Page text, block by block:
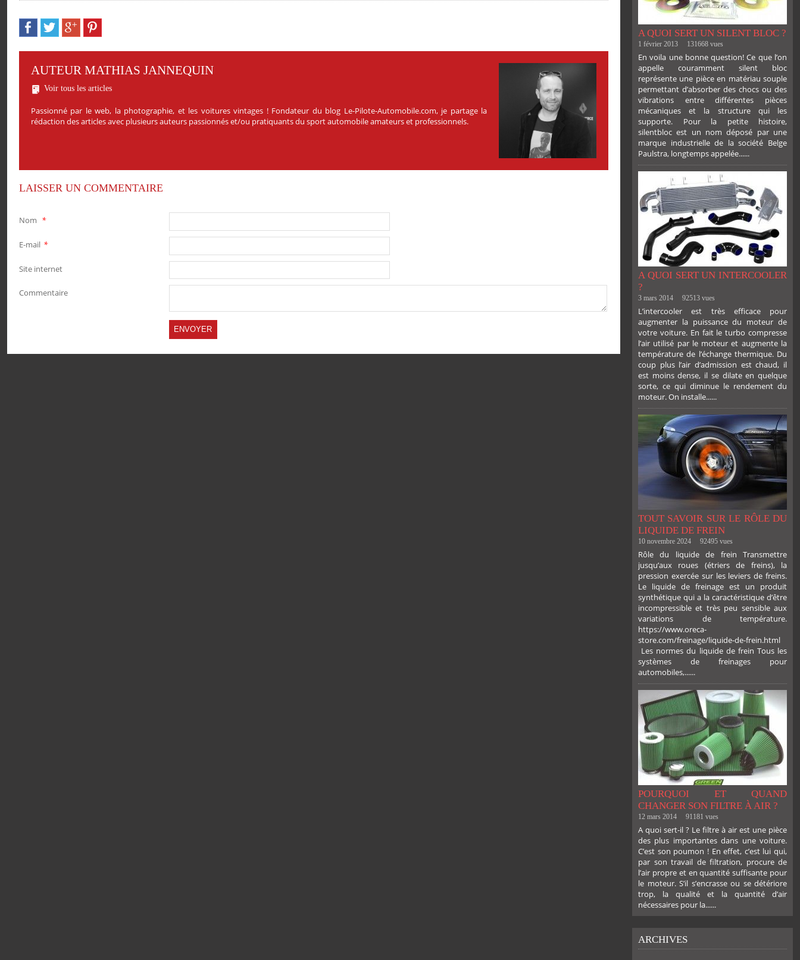
AUTEUR MATHIAS JANNEQUIN
Voir tous les articles
Passionné par le web, la photographie, et les voitures vintages ! Fondateur du blog Le-Pilote-Automobile.com, je partage la
rédaction des articles avec plusieurs auteurs passionnés et/ou pratiquants du sport automobile amateurs et professionnels.
LAISSER UN COMMENTAIRE
Nom *
E-mail *
Site internet
Commentaire
A QUOI SERT UN SILENT BLOC ?
1 février 2013 131668 vues
En voila une bonne question! Ce que l’on
appelle couramment silent bloc
représente une pièce en matériau souple
permettant d’absorber des chocs ou des
vibrations entre différentes pièces
mécaniques et la structure qui les
supporte. Pour la petite histoire,
silentbloc est un nom déposé par une
marque industrielle de la société Belge
Paulstra, longtemps appelée......
A QUOI SERT UN INTERCOOLER
?
3 mars 2014 92513 vues
L’intercooler est très efficace pour
augmenter la puissance du moteur de
votre voiture. En fait le turbo compresse
l’air utilisé par le moteur et augmente la
température de l’échange thermique. Du
coup plus l’air d’admission est chaud, il
est moins dense, il se dilate en quelque
sorte, ce qui diminue le rendement du
moteur. On installe......
TOUT SAVOIR SUR LE RÔLE DU
LIQUIDE DE FREIN
10 novembre 2024 92495 vues
Rôle du liquide de frein Transmettre
jusqu’aux roues (étriers de freins), la
pression exercée sur les leviers de freins.
Le liquide de freinage est un produit
synthétique qui a la caractéristique d’être
incompressible et très peu sensible aux
variations de température.
https://www.oreca-
store.com/freinage/liquide-de-frein.html
Les normes du liquide de frein Tous les
systèmes de freinages pour
automobiles,......
POURQUOI ET QUAND
CHANGER SON FILTRE À AIR ?
12 mars 2014 91181 vues
A quoi sert-il ? Le filtre à air est une pièce
des plus importantes dans une voiture.
C’est son poumon ! En effet, c’est lui qui,
par son travail de filtration, procure de
l’air propre et en quantité suffisante pour
le moteur. S’il s’encrasse ou se détériore
trop, la qualité et la quantité d’air
nécessaires pour la......
ARCHIVES